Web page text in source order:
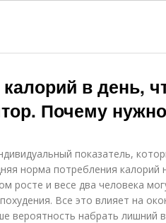
в день,
Почему
показатель,
норма потребления калорий
росте и весе два человека
Все это влияет на
вероятность набрать лишний